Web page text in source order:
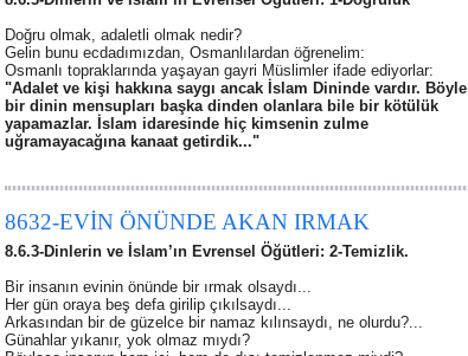
Doğru olmak, adaletli olmak nedir?
Gelin bunu ecdadımızdan, Osmanlılardan öğrenelim:
Osmanlı topraklarında yaşayan gayri Müslimler ifade ediyorlar:
"Adalet ve kişi hakkına saygı ancak İslam Dininde vardır. Böyle
bir dinin mensupları başka dinden olanlara bile bir kötülük
yapamazlar. İslam idaresinde hiç kimsenin zulme
uğramayacağına kanaat getirdik..."
8632-EVİN ÖNÜNDE AKAN IRMAK
8.6.3-Dinlerin ve İslam’ın Evrensel Öğütleri: 2-Temizlik.
Bir insanın evinin önünde bir ırmak olsaydı...
Her gün oraya beş defa girilip çıkılsaydı...
Arkasından bir de güzelce bir namaz kılınsaydı, ne olurdu?...
Günahlar yıkanır, yok olmaz mıydı?